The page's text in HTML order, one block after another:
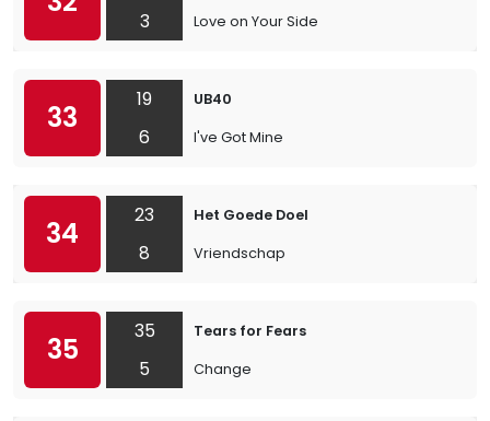
3 Love on Your Side
33
19
6
UB40
I've Got Mine
34
23
8
Het Goede Doel
Vriendschap
35
35
5
Tears for Fears
Change